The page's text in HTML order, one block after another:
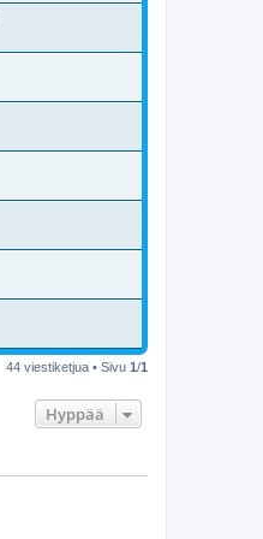
44 viestiketjua • Sivu 1/1
Hyppää